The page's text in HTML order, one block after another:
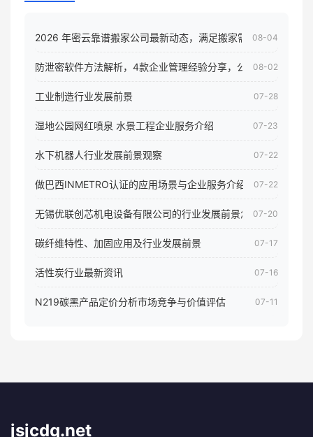
2026 年密云靠谱搬家公司最新动态，满足搬家需求！08-04
防泄密软件方法解析，4款企业管理经验分享，公司员工电脑核
08-02
工业制造行业发展前景 07-28
湿地公园网红喷泉 水景工程企业服务介绍 07-23
水下机器人行业发展前景观察 07-22
做巴西INMETRO认证的应用场景与企业服务介绍 07-22
无锡优联创芯机电设备有限公司的行业发展前景怎样07-20
碳纤维特性、加固应用及行业发展前景 07-17
活性炭行业最新资讯 07-16
N219碳黑产品定价分析市场竞争与价值评估 07-11
jsjcdq.net